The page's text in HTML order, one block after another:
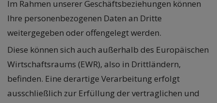
Im Rahmen unserer Geschäftsbeziehungen können
Ihre personenbezogenen Daten an Dritte
weitergegeben oder offengelegt werden.
Diese können sich auch außerhalb des Europäischen
Wirtschaftsraums (EWR), also in Drittländern,
befinden. Eine derartige Verarbeitung erfolgt
ausschließlich zur Erfüllung der vertraglichen und